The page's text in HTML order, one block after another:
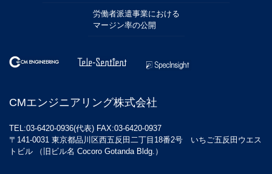
労働者派遣事業における
マージン率の公開
CMエンジニアリング株式会社
TEL:03-6420-0936(代表) FAX:03-6420-0937
〒141-0031 東京都品川区西五反田二丁目18番2号 いちご五反田ウエス
トビル （旧ビル名 Cocoro Gotanda Bldg.）